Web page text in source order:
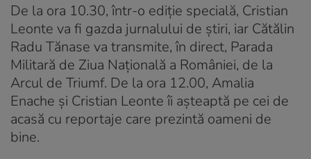
De la ora 10.30, într-o ediție specială, Cristian
Leonte va fi gazda jurnalului de știri, iar Cătălin
Radu Tănase va transmite, în direct, Parada
Militară de Ziua Națională a României, de la
Arcul de Triumf. De la ora 12.00, Amalia
Enache și Cristian Leonte îi așteaptă pe cei de
acasă cu reportaje care prezintă oameni de
bine.